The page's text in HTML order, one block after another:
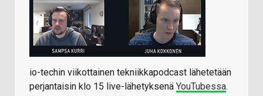
io-techin viikottainen tekniikkapodcast lähetetään
perjantaisin klo 15 live-lähetyksenä YouTubessa.